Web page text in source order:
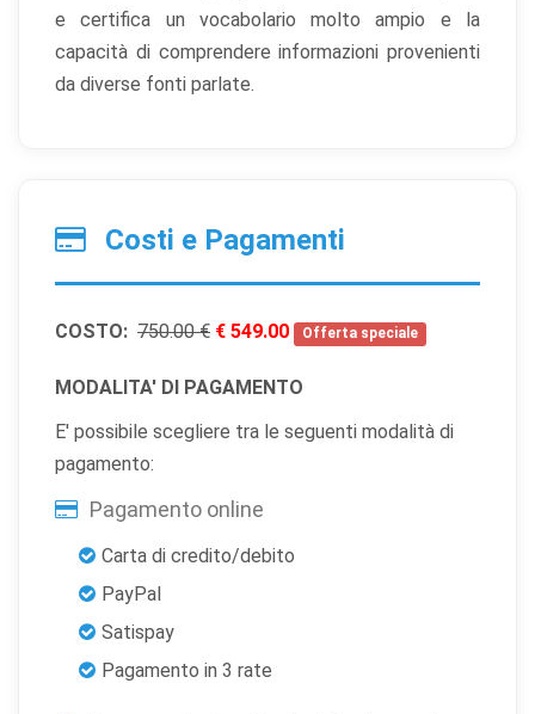
e certifica un vocabolario molto ampio e la
capacità di comprendere informazioni provenienti
da diverse fonti parlate.
Costi e Pagamenti
COSTO: 750.00 € € 549.00 Offerta speciale
MODALITA' DI PAGAMENTO
E' possibile scegliere tra le seguenti modalità di
pagamento:
Pagamento online
Carta di credito/debito
PayPal
Satispay
Pagamento in 3 rate